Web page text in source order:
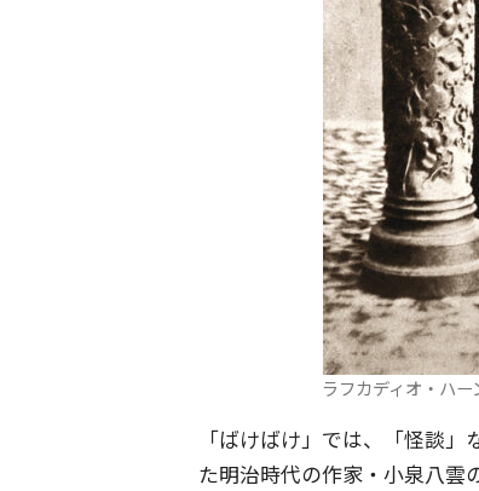
ラフカディオ・ハ
「ばけばけ」では、「怪談
た明治時代の作家・小泉八雲